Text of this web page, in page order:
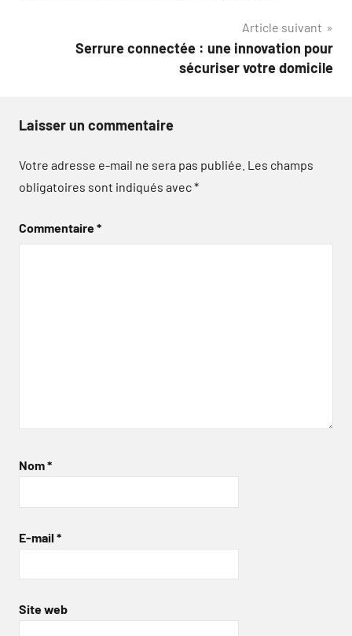
Article suivant
Serrure connectée : une innovation pour
sécuriser votre domicile
Laisser un commentaire
Votre adresse e-mail ne sera pas publiée. Les champs
obligatoires sont indiqués avec*
Commentaire*
Nom*
E-mail *
Site web